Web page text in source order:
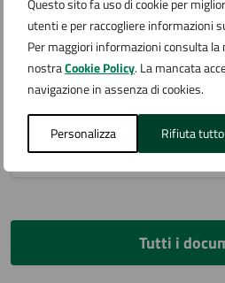
Questo sito fa uso di cookie per
utenti e per raccogliere informazioni
Per maggiori informazioni consulta la
nostraCookie Policy. La mancata
navigazione in assenza di cookies.
Personalizza Rifiuta tutto
Modulo per presentare
sinistro
MODULISTICA
Denuncia di sinistro
Modulo per presentare una
Tutti i